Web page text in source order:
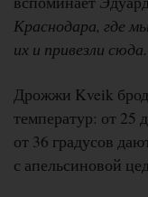
Краснодара, где
их и привезли сюда.
Дрожжи Kveik
температур: от 25
от 36 градусов
с апельсиновой